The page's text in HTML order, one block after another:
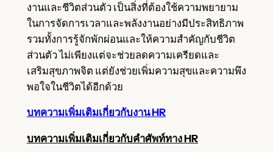
งานและชีวิตส่วนตัว เป็นสิ่งที่ต้องใช้ความพยายาม
ในการจัดการเวลาและพลังงานอย่างมีประสิทธิภาพ
รวมทั้งการรู้จักพักผ่อนและให้ความสำคัญกับชีวิต
ส่วนตัว ไม่เพียงแต่จะช่วยลดความเครียดและ
เสริมสุขภาพจิต แต่ยังช่วยเพิ่มความสุขและความพึง
พอใจในชีวิตได้อีกด้วย
บทความเพิ่มเติมเกี่ยวกับงาน HR
บทความเพิ่มเติมเกี่ยวกับคำศัพท์ทาง HR